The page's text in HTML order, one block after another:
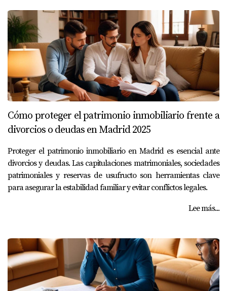
Cómo proteger el patrimonio inmobiliario frente a
divorcios o deudas en Madrid 2025
Proteger el patrimonio inmobiliario en Madrid es esencial ante
divorcios y deudas. Las capitulaciones matrimoniales, sociedades
patrimoniales y reservas de usufructo son herramientas clave
para asegurar la estabilidad familiar y evitar conflictos legales.
Lee más...